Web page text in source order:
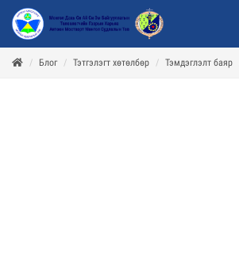
Блог Тэтгэлэгт хөтөлбөр Тэмдэглэлт баяр